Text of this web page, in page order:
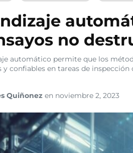
no
automático permite que los
y confiables en tareas de inspección
Quiñonez en noviembre 2, 2023